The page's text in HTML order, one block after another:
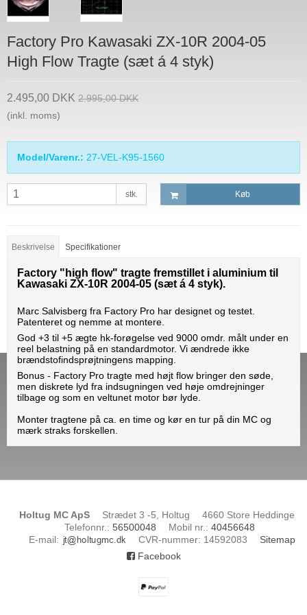
Factory Pro Kawasaki ZX-10R 2004-05
High Flow Tragte (sæt á 4 styk)
2.495,00 DKK 2.995,00 DKK
(inkl. moms)
Model/Varenr.: 27-VEL-K95-1560
stk. Køb
Beskrivelse Specifikationer
Factory "high flow" tragte fremstillet i aluminium til
Kawasaki ZX-10R 2004-05 (sæt á 4 styk).
Marc Salvisberg fra Factory Pro har designet og testet.
Patenteret og nemme at montere.
God +3 til +5 ægte hk-forøgelse ved 9000 omdr. målt under en
reel belastning på en standardmotor. Vi ændrede ikke
brændstofindsprøjtningens mapping.
Bonus - Factory Pro tragte med højt flow bringer den søde,
men diskrete lyd fra indsugningen ved høje omdrejninger
tilbage og som en veltunet motor bør lyde.
Monter tragtene på ca. en time og kør en tur på din MC og
mærk straks forskellen.
Holtug MC ApS Strædet 3 -5, Holtug
4660 Store Heddinge
Telefonnr.: 56500048 Mobil nr.: 40456648
E-mail: CVR-nummer: 14592083
Sitemap
Facebook